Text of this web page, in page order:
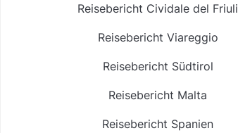
Reisebericht Cividale del Friuli
Reisebericht Viareggio
Reisebericht Südtirol
Reisebericht Malta
Reisebericht Spanien